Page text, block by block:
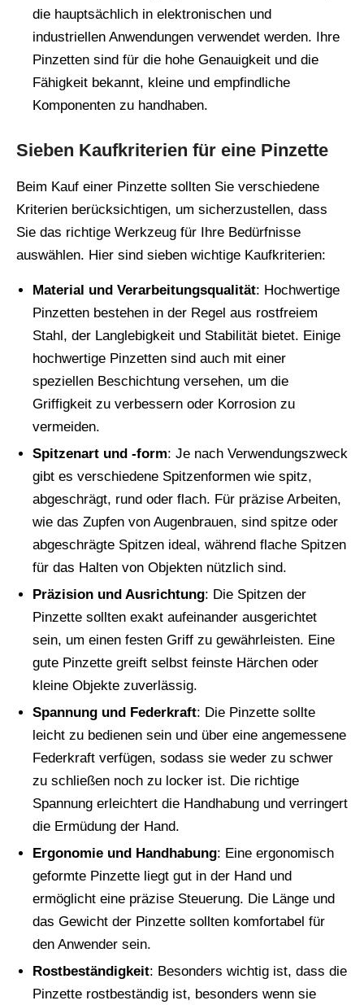
die hauptsächlich in elektronischen und
industriellen Anwendungen verwendet werden. Ihre
Pinzetten sind für die hohe Genauigkeit und die
Fähigkeit bekannt, kleine und empfindliche
Komponenten zu handhaben.
Sieben Kaufkriterien für eine Pinzette
Beim Kauf einer Pinzette sollten Sie verschiedene
Kriterien berücksichtigen, um sicherzustellen, dass
Sie das richtige Werkzeug für Ihre Bedürfnisse
auswählen. Hier sind sieben wichtige Kaufkriterien:
Material und Verarbeitungsqualität: Hochwertige
Pinzetten bestehen in der Regel aus rostfreiem
Stahl, der Langlebigkeit und Stabilität bietet. Einige
hochwertige Pinzetten sind auch mit einer
speziellen Beschichtung versehen, um die
Griffigkeit zu verbessern oder Korrosion zu
vermeiden.
Spitzenart und -form: Je nach Verwendungszweck
gibt es verschiedene Spitzenformen wie spitz,
abgeschrägt, rund oder flach. Für präzise Arbeiten,
wie das Zupfen von Augenbrauen, sind spitze oder
abgeschrägte Spitzen ideal, während flache Spitzen
für das Halten von Objekten nützlich sind.
Präzision und Ausrichtung: Die Spitzen der
Pinzette sollten exakt aufeinander ausgerichtet
sein, um einen festen Griff zu gewährleisten. Eine
gute Pinzette greift selbst feinste Härchen oder
kleine Objekte zuverlässig.
Spannung und Federkraft: Die Pinzette sollte
leicht zu bedienen sein und über eine angemessene
Federkraft verfügen, sodass sie weder zu schwer
zu schließen noch zu locker ist. Die richtige
Spannung erleichtert die Handhabung und verringert
die Ermüdung der Hand.
Ergonomie und Handhabung: Eine ergonomisch
geformte Pinzette liegt gut in der Hand und
ermöglicht eine präzise Steuerung. Die Länge und
das Gewicht der Pinzette sollten komfortabel für
den Anwender sein.
Rostbeständigkeit: Besonders wichtig ist, dass die
Pinzette rostbeständig ist, besonders wenn sie